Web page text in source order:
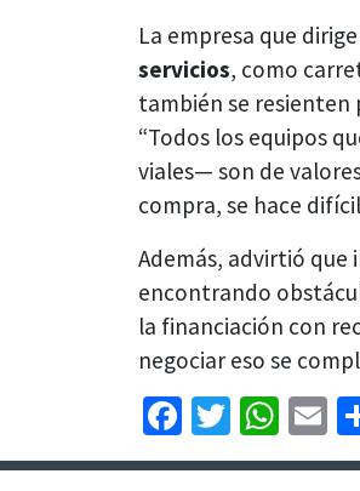
La empresa que
servicios, como
también se
“Todos los equipos
viales— son de
compra, se hace
Además, advirtió que
encontrando
la financiación con
negociar eso se
Facebook
Twitter